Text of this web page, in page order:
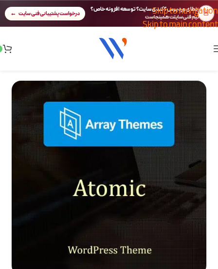
Skip to navigation
Skip to main content
🚨 خطای وردپرس؟ کندی سایت؟ توسعه افزونه خاص؟
تیم فنی سایتت همینجاست درخواست پشتیبانی فنی سایت